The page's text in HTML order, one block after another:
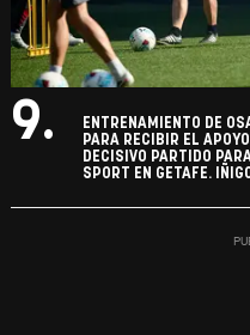
9.
ENTRENAMIENTO DE
PARA RECIBIR EL
DECISIVO PARTIDO
SPORT EN GETAFE.